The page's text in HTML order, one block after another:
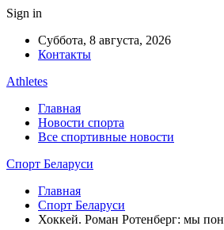
Sign in
Суббота, 8 августа, 2026
Контакты
Athletes
Главная
Новости спорта
Все спортивные новости
Спорт Беларуси
Главная
Спорт Беларуси
Хоккей. Роман Ротенберг: мы